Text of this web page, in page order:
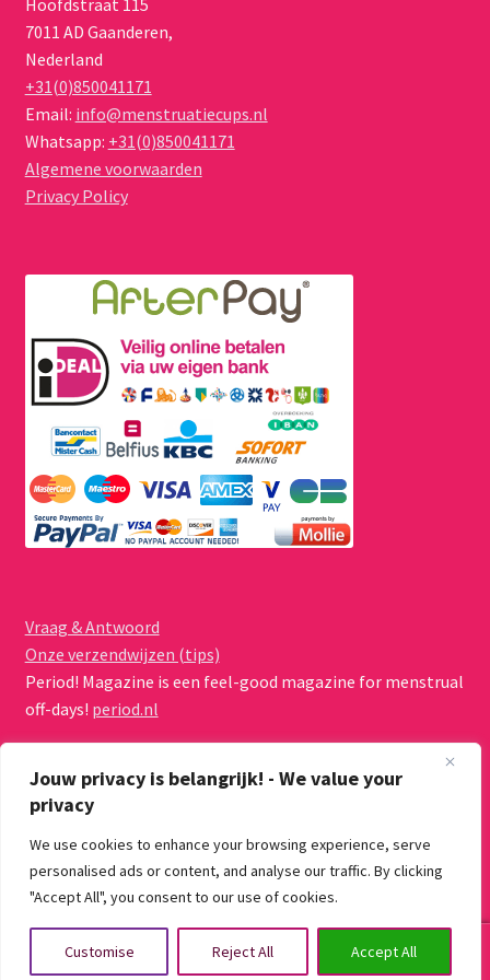
Jouw privacy is belangrijk! - We value your
privacy
We use cookies to enhance your browsing experience, serve
personalised ads or content, and analyse our traffic. By clicking
"Accept All", you consent to our use of cookies.
Customise Reject All Accept All
Hoofdstraat 115
7011 AD Gaanderen,
Nederland
+31(0)850041171
Email: info@menstruatiecups.nl
Whatsapp: +31(0)850041171
Algemene voorwaarden
Privacy Policy
Vraag & Antwoord
Onze verzendwijzen (tips)
Period! Magazine is een feel-good magazine for menstrual
off-days! period.nl
© Menstruatiecups.nl 2026
Algemene voorwaarden
Gebouwd met WooCommerce.
Zoeken
Zoeken